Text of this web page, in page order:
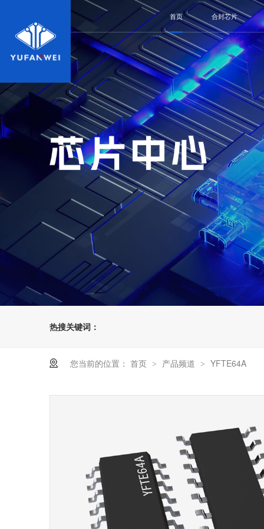
首页 合封芯片
热搜关键词：
您当前的位置： 首页 > 产品频道 > YFTE64A